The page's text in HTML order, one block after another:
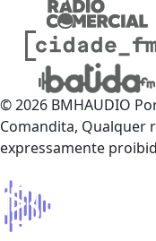
© 2026 BMHAUDIO
Comandita, Qualquer
expressamente